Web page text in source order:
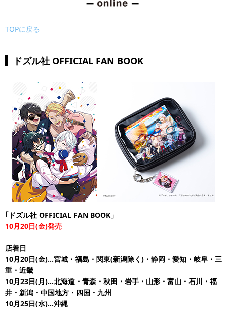
TOPに戻る
ドズル社 OFFICIAL FAN BOOK
｢ドズル社 OFFICIAL FAN BOOK」
10月20日(金)発売
店着日
10月20日(金)…宮城・福島・関東(新潟除く)・静岡・愛知・岐阜・三
重・近畿
10月23日(月)…北海道・青森・秋田・岩手・山形・富山・石川・福
井・新潟・中国地方・四国・九州
10月25日(水)…沖縄